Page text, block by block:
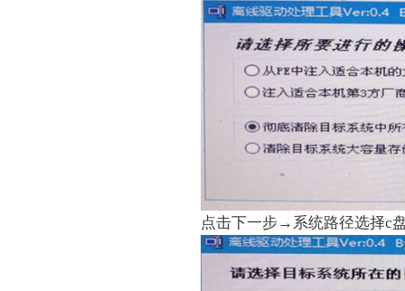
点击下一步→系统路径选择c